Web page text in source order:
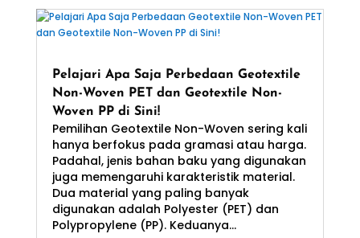
Pelajari Apa Saja Perbedaan Geotextile
Non-Woven PET dan Geotextile Non-
Woven PP di Sini!
Pemilihan Geotextile Non-Woven sering kali
hanya berfokus pada gramasi atau harga.
Padahal, jenis bahan baku yang digunakan
juga memengaruhi karakteristik material.
Dua material yang paling banyak
digunakan adalah Polyester (PET) dan
Polypropylene (PP). Keduanya...